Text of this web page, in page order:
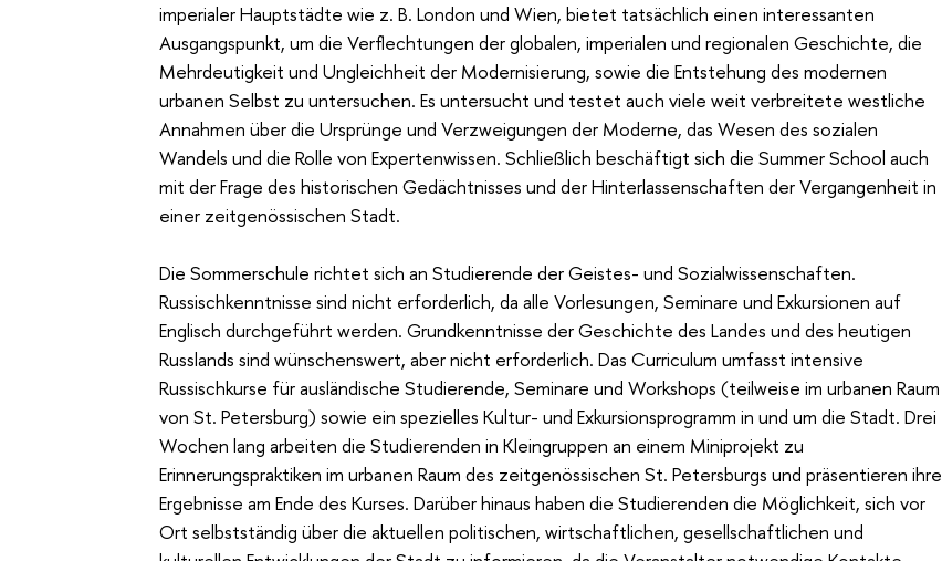
imperialer Hauptstädte wie z. B. London und Wien, bietet tatsächlich einen interessanten
Ausgangspunkt, um die Verflechtungen der globalen, imperialen und regionalen Geschichte, die
Mehrdeutigkeit und Ungleichheit der Modernisierung, sowie die Entstehung des modernen
urbanen Selbst zu untersuchen. Es untersucht und testet auch viele weit verbreitete westliche
Annahmen über die Ursprünge und Verzweigungen der Moderne, das Wesen des sozialen
Wandels und die Rolle von Expertenwissen. Schließlich beschäftigt sich die Summer School auch
mit der Frage des historischen Gedächtnisses und der Hinterlassenschaften der Vergangenheit in
einer zeitgenössischen Stadt.
Die Sommerschule richtet sich an Studierende der Geistes- und Sozialwissenschaften.
Russischkenntnisse sind nicht erforderlich, da alle Vorlesungen, Seminare und Exkursionen auf
Englisch durchgeführt werden. Grundkenntnisse der Geschichte des Landes und des heutigen
Russlands sind wünschenswert, aber nicht erforderlich. Das Curriculum umfasst intensive
Russischkurse für ausländische Studierende, Seminare und Workshops (teilweise im urbanen Raum
von St. Petersburg) sowie ein spezielles Kultur- und Exkursionsprogramm in und um die Stadt. Drei
Wochen lang arbeiten die Studierenden in Kleingruppen an einem Miniprojekt zu
Erinnerungspraktiken im urbanen Raum des zeitgenössischen St. Petersburgs und präsentieren ihre
Ergebnisse am Ende des Kurses. Darüber hinaus haben die Studierenden die Möglichkeit, sich vor
Ort selbstständig über die aktuellen politischen, wirtschaftlichen, gesellschaftlichen und